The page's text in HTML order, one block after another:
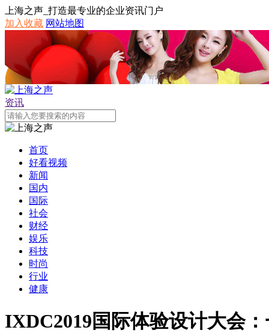
上海之声_打造最专业的企业资讯门户
加入收藏 网站地图
资讯
首页
好看视频
新闻
国内
国际
社会
财经
娱乐
科技
时尚
行业
健康
IXDC2019国际体验设计大会